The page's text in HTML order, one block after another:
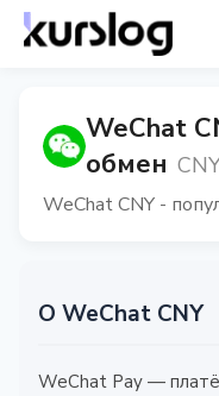
WeChat
обмен
WeChat CNY -
О WeChat CNY
WeChat Pay —